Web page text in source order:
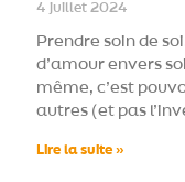
4 juillet 2024
Prendre soin de
d’amour envers
même, c’est
autres (et pas
Lire la suite »